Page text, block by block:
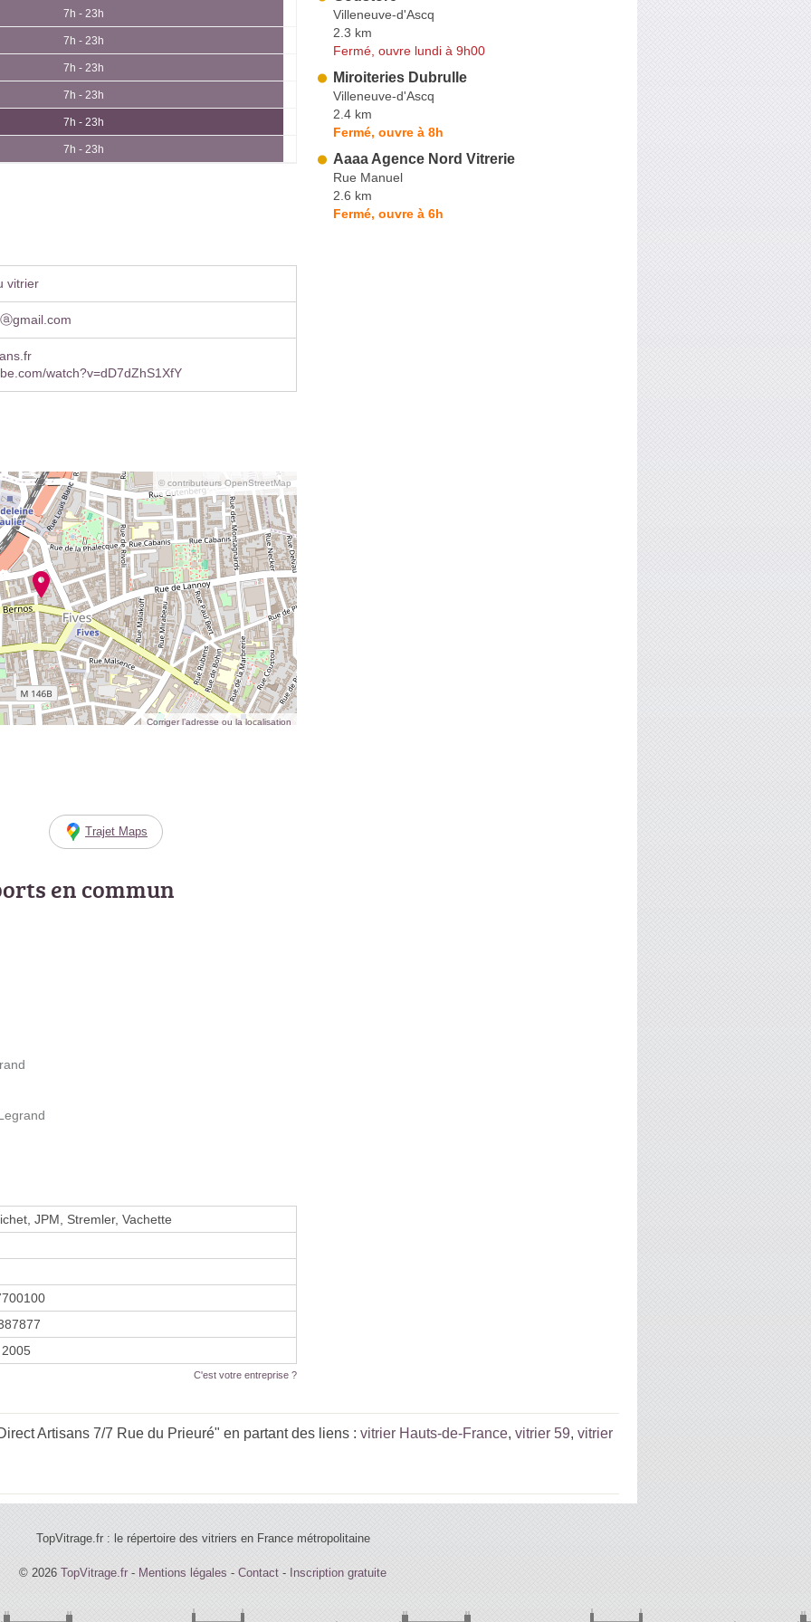
7h - 23h
7h - 23h
7h - 23h
7h - 23h
7h - 23h
7h - 23h
vitrier
watch?v=dD7dZhS1XfY
© contributeurs OpenStreetMap
Corriger l’adresse ou la localisation
Trajet Maps
en commun
JPM, Stremler, Vachette
C'est votre entreprise ?
Villeneuve-d'Ascq
2.3 km
Fermé, ouvre lundi à 9h00
Miroiteries Dubrulle
Villeneuve-d'Ascq
2.4 km
Fermé, ouvre à 8h
Aaaa Agence Nord Vitrerie
Rue Manuel
2.6 km
Fermé, ouvre à 6h
Artisans 7/7 Rue du Prieuré" en partant des liens : vitrier Hauts-de-France, vitrier 59, vitrier
TopVitrage.fr : le répertoire des vitriers en France métropolitaine
© 2026 TopVitrage.fr - Mentions légales - Contact - Inscription gratuite